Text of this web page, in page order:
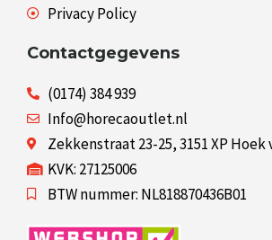
Privacy Policy
Contactgegevens
(0174) 384 939
Info@horecaoutlet.nl
Zekkenstraat 23-25, 3151 XP Hoek
KVK: 27125006
BTW nummer: NL818870436B01